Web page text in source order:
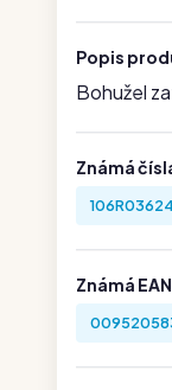
Popis
Bohužel
Známá
106R03624
Známá